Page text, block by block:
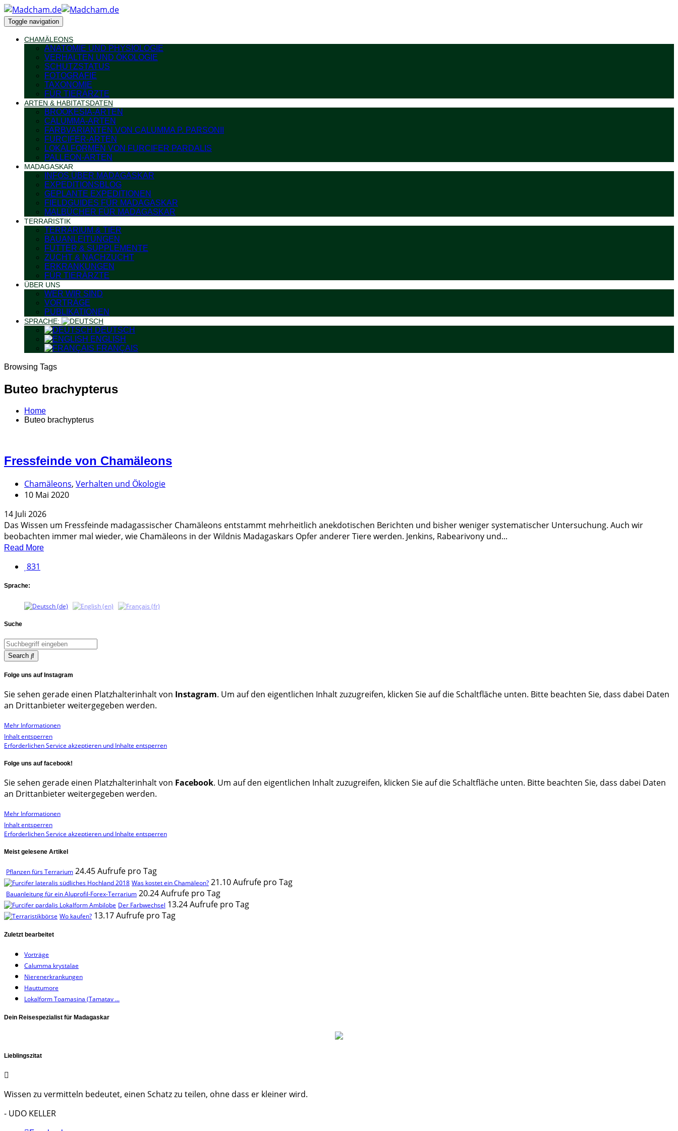
Toggle navigation
CHAMÄLEONS
ANATOMIE UND PHYSIOLOGIE
VERHALTEN UND ÖKOLOGIE
SCHUTZSTATUS
FOTOGRAFIE
TAXONOMIE
FÜR TIERÄRZTE
ARTEN & HABITATSDATEN
BROOKESIA-ARTEN
CALUMMA-ARTEN
FARBVARIANTEN VON CALUMMA P. PARSONII
FURCIFER-ARTEN
LOKALFORMEN VON FURCIFER PARDALIS
PALLEON-ARTEN
MADAGASKAR
INFOS ÜBER MADAGASKAR
EXPEDITIONSBLOG
GEPLANTE EXPEDITIONEN
FIELDGUIDES FÜR MADAGASKAR
MALBÜCHER FÜR MADAGASKAR
TERRARISTIK
TERRARIUM & TIER
BAUANLEITUNGEN
FUTTER & SUPPLEMENTE
ZUCHT & NACHZUCHT
ERKRANKUNGEN
FÜR TIERÄRZTE
ÜBER UNS
WER WIR SIND
VORTRÄGE
PUBLIKATIONEN
SPRACHE:
DEUTSCH
ENGLISH
FRANÇAIS
Browsing Tags
Buteo brachypterus
Home
Buteo brachypterus
Fressfeinde von Chamäleons
Chamäleons, Verhalten und Ökologie
10 Mai 2020
14 Juli 2026
Das Wissen um Fressfeinde madagassischer Chamäleons entstammt mehrheitlich anekdotischen Berichten und bisher weniger systematischer Untersuchung. Auch wir
beobachten immer mal wieder, wie Chamäleons in der Wildnis Madagaskars Opfer anderer Tiere werden. Jenkins, Rabearivony und...
Read More
831
Sprache:
Suche
Search
Folge uns auf Instagram
Sie sehen gerade einen Platzhalterinhalt von Instagram. Um auf den eigentlichen Inhalt zuzugreifen, klicken Sie auf die Schaltfläche unten. Bitte beachten Sie, dass dabei Daten
an Drittanbieter weitergegeben werden.
Mehr Informationen
Inhalt entsperren
Erforderlichen Service akzeptieren und Inhalte entsperren
Folge uns auf facebook!
Sie sehen gerade einen Platzhalterinhalt von Facebook. Um auf den eigentlichen Inhalt zuzugreifen, klicken Sie auf die Schaltfläche unten. Bitte beachten Sie, dass dabei Daten
an Drittanbieter weitergegeben werden.
Mehr Informationen
Inhalt entsperren
Erforderlichen Service akzeptieren und Inhalte entsperren
Meist gelesene Artikel
Pflanzen fürs Terrarium 24.45 Aufrufe pro Tag
Was kostet ein Chamäleon? 21.10 Aufrufe pro Tag
Bauanleitung für ein Aluprofil-Forex-Terrarium 20.24 Aufrufe pro Tag
Der Farbwechsel 13.24 Aufrufe pro Tag
Wo kaufen? 13.17 Aufrufe pro Tag
Zuletzt bearbeitet
Vorträge
Calumma krystalae
Nierenerkrankungen
Hauttumore
Lokalform Toamasina (Tamatav ...
Dein Reisespezialist für Madagaskar
Lieblingszitat
Wissen zu vermitteln bedeutet, einen Schatz zu teilen, ohne dass er kleiner wird.
- UDO KELLER